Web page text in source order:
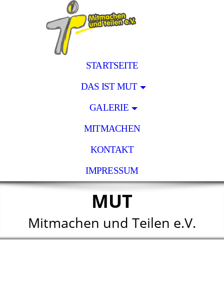
STARTSEITE
DAS IST MUT
GALERIE
MITMACHEN
KONTAKT
IMPRESSUM
MUT
Mitmachen und Teilen e.V.